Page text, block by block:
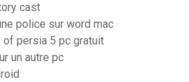
cast
police sur word mac
of persia 5 pc gratuit
un autre pc